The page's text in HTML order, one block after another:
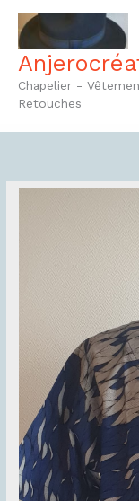
Aller
contenu
Chapelier -
Retouches